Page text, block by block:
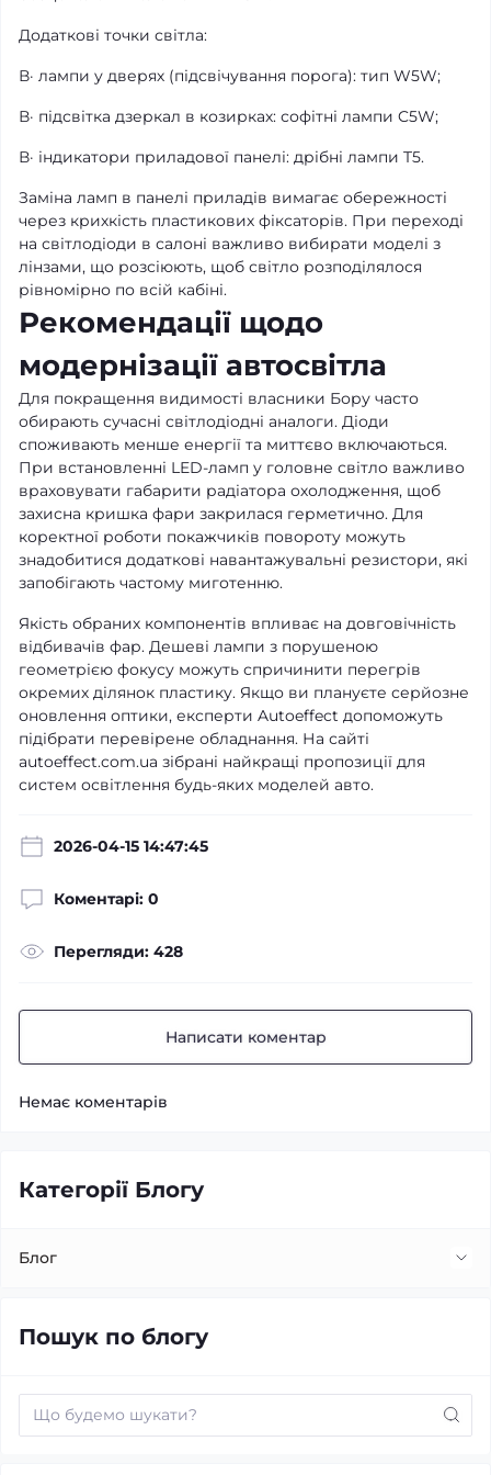
Додаткові точки світла:
В· лампи у дверях (підсвічування порога): тип W5W;
В· підсвітка дзеркал в козирках: софітні лампи C5W;
В· індикатори приладової панелі: дрібні лампи T5.
Заміна ламп в панелі приладів вимагає обережності
через крихкість пластикових фіксаторів. При переході
на світлодіоди в салоні важливо вибирати моделі з
лінзами, що розсіюють, щоб світло розподілялося
рівномірно по всій кабіні.
Рекомендації щодо
модернізації автосвітла
Для покращення видимості власники Бору часто
обирають сучасні світлодіодні аналоги. Діоди
споживають менше енергії та миттєво включаються.
При встановленні LED-ламп у головне світло важливо
враховувати габарити радіатора охолодження, щоб
захисна кришка фари закрилася герметично. Для
коректної роботи покажчиків повороту можуть
знадобитися додаткові навантажувальні резистори, які
запобігають частому миготенню.
Якість обраних компонентів впливає на довговічність
відбивачів фар. Дешеві лампи з порушеною
геометрією фокусу можуть спричинити перегрів
окремих ділянок пластику. Якщо ви плануєте серйозне
оновлення оптики, експерти Autoeffect допоможуть
підібрати перевірене обладнання. На сайті
autoeffect.com.ua зібрані найкращі пропозиції для
систем освітлення будь-яких моделей авто.
2026-04-15 14:47:45
Коментарі: 0
Перегляди: 428
Написати коментар
Немає коментарів
Категорії Блогу
Блог
Про автомобільний звук
Пошук по блогу